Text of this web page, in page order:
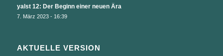
yalst 12: Der Beginn einer neuen Ära
7. März 2023 - 16:39
AKTUELLE VERSION